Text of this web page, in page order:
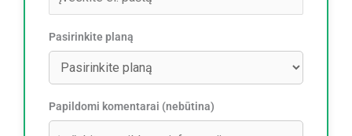
Pasirinkite planą
Papildomi komentarai (nebūtina)